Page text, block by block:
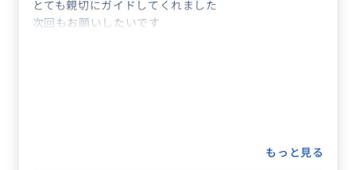
とても親切にガイドしてくれました
次回もお願いしたいです
もっと見る